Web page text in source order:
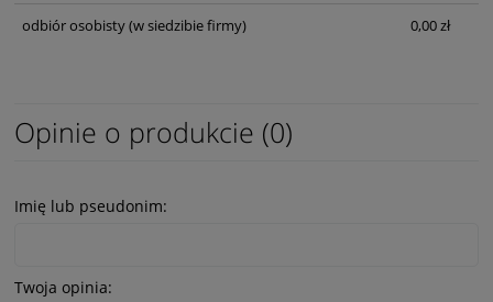
odbiór osobisty(w siedzibie firmy) 0,00 zł
Opinie o produkcie (0)
Imię lub pseudonim:
Twoja opinia: